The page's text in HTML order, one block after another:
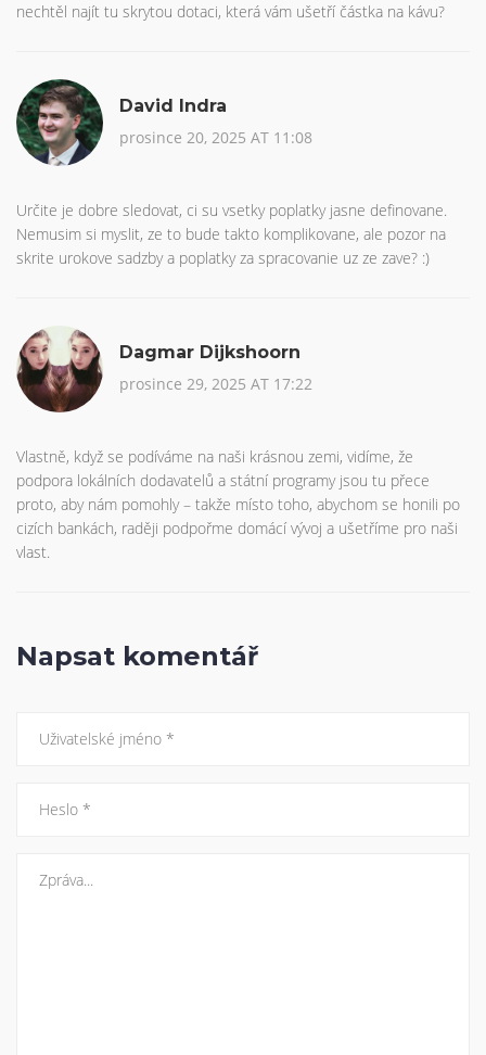
nechtěl najít tu skrytou dotaci, která vám ušetří částka na kávu?
David Indra
prosince 20, 2025 AT 11:08
Určite je dobre sledovat, ci su vsetky poplatky jasne definovane.
Nemusim si myslit, ze to bude takto komplikovane, ale pozor na
skrite urokove sadzby a poplatky za spracovanie uz ze zave? :)
Dagmar Dijkshoorn
prosince 29, 2025 AT 17:22
Vlastně, když se podíváme na naši krásnou zemi, vidíme, že
podpora lokálních dodavatelů a státní programy jsou tu přece
proto, aby nám pomohly – takže místo toho, abychom se honili po
cizích bankách, raději podpořme domácí vývoj a ušetříme pro naši
vlast.
Napsat komentář